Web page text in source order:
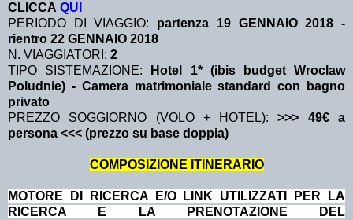
CLICCA QUI
PERIODO DI VIAGGIO: partenza 19 GENNAIO 2018-
rientro 22 GENNAIO 2018
N. VIAGGIATORI: 2
TIPO SISTEMAZIONE:
Hotel 1* (ibis budget Wroclaw
Poludnie) - Camera matrimoniale standard con bagno
privato
PREZZO SOGGIORNO (VOLO + HOTEL):>>> 49€ a
persona <<< (prezzo su base doppia)
COMPOSIZIONE ITINERARIO
MOTORE DI RICERCA E/O LINK UTILIZZATI PER LA
RICERCA E LA PRENOTAZIONE DEL